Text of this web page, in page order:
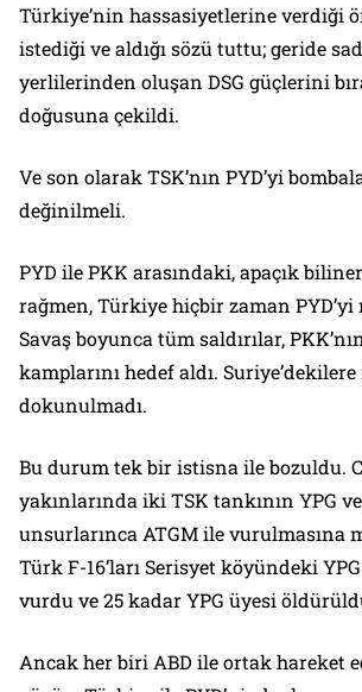
Türkiye’nin hassasiyetlerine verdiği
istediği ve aldığı sözü tuttu; geride
yerlilerinden oluşan DSG güçlerini
doğusuna çekildi.
Ve son olarak TSK’nın PYD’yi
değinilmeli.
PYD ile PKK arasındaki, apaçık
rağmen, Türkiye hiçbir zaman PYD’yi
Savaş boyunca tüm saldırılar,
kamplarını hedef aldı.
dokunulmadı.
Bu durum tek bir istisna ile bozuldu.
yakınlarında iki TSK tankının YPG
unsurlarınca ATGM ile vurulmasına
Türk F-16’ları Serisyet köyündeki
vurdu ve 25 kadar YPG üyesi
Ancak her biri ABD ile ortak hareket